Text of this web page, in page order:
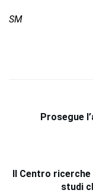
SM
Prosegue
Il Centro ricerche
studi